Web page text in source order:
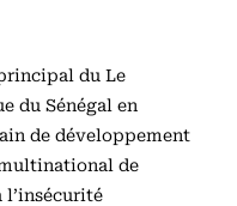
du Le
du Sénégal en
de développement
de
l’insécurité